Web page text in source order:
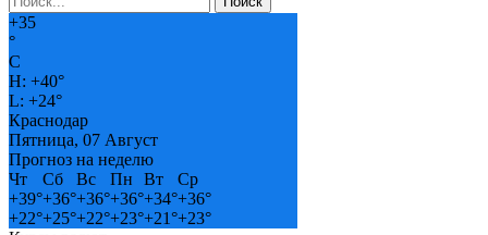
+35
°
C
H: +40°
L: +24°
Краснодар
Пятница, 07 Август
Прогноз на неделю
Чт
Сб Вс Пн Вт
Ср
+39°+36°+36°+36°+34°+36°
+22°+25°+22°+23°+21°+23°